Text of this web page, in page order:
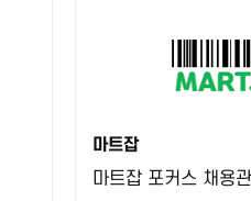
마트잡
마트잡 포커스 채용